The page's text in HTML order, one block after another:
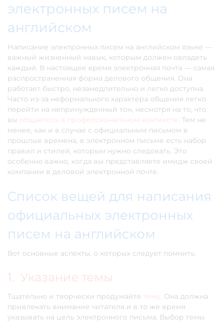
электронных писем на
английском
Написание электронных писем на английском языке —
важный жизненный навык, которым должен овладеть
каждый. В настоящее время электронная почта — самая
распространенная форма делового общения. Она
работает быстро, незамедлительно и легко доступна.
Часто из-за неформального характера общения легко
перейти на непринужденный тон, несмотря на то, что
вы общаетесь в профессиональном контексте. Тем не
менее, как и в случае с официальным письмом в
прошлые времена, в электронном письме есть набор
правил и стилей, которым нужно следовать. Это
особенно важно, когда вы представляете имидж своей
компании в деловой электронной почте.
Cписок вещей для написания
официальных электронных
писем на английском
Вот основные аспекты, о которых следует помнить.
1. Указание темы
Тщательно и творчески продумайте тему. Она должна
привлекать внимание читателя и в то же время
указывать на цель электронного письма. Выбор темы